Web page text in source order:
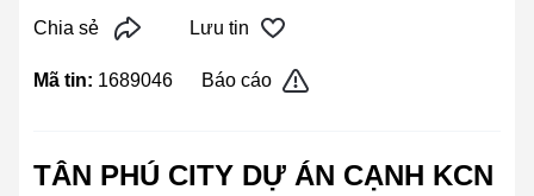
Chia sẻ Lưu tin
Mã tin: 1689046 Báo cáo
TÂN PHÚ CITY DỰ ÁN CẠNH KCN